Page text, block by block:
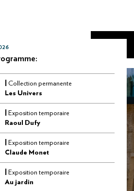
Collection permanente
Les Univers
Exposition temporaire
Raoul Dufy
Exposition temporaire
Claude Monet
Exposition temporaire
Au jardin